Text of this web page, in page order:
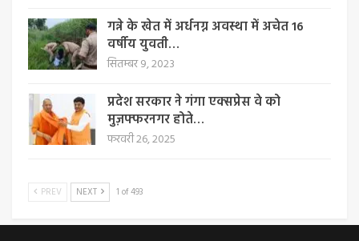
गन्ने के खेत में अर्धनग्न अवस्था में अचेत 16
वर्षीय युवती…
सितम्बर 9, 2023
प्रदेश सरकार ने गंगा एक्सप्रेस वे को
मुज़फ्फरनगर होते…
फरवरी 26, 2025
PREV NEXT 1 of 493